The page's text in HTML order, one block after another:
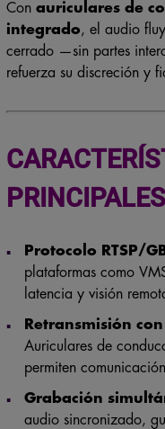
Con auriculares de
integrado, el audio
cerrado —sin partes
refuerza su discreción y
PRINCIPALES
Protocolo RTSP/
plataformas como
latencia y visión
Retransmisión
Auriculares de
permiten
Grabación
audio sincronizado,